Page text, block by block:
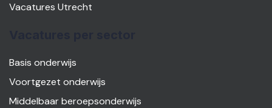
Vacatures Utrecht
Basis onderwijs
Voortgezet onderwijs
Middelbaar beroepsonderwijs